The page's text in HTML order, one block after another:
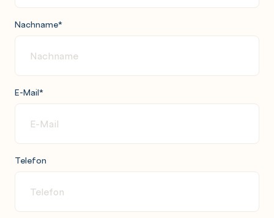
Nachname*
E-Mail*
Telefon